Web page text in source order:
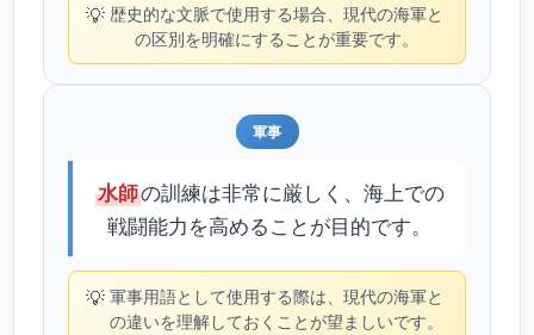
💡 歴史的な文脈で使用する場合、現代の海軍と
の区別を明確にすることが重要です。
軍事
水師の訓練は非常に厳しく、海上での
戦闘能力を高めることが目的です。
💡 軍事用語として使用する際は、現代の海軍と
の違いを理解しておくことが望ましいです。